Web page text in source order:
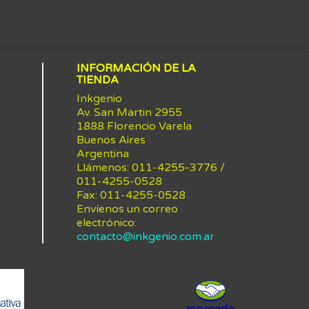
INFORMACIÓN DE LA
TIENDA
Inkgenio
Av. San Martin 2955
1888 Florencio Varela
Buenos Aires
Argentina
Llámenos: 011-4255-3776 /
011-4255-0528
Fax: 011-4255-0528
Envíenos un correo
electrónico:
contacto@inkgenio.com.ar